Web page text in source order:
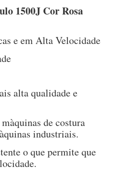
1500J Cor Rosa
e em Alta Velocidade
alta qualidade e
de costura
industriais.
o que permite que